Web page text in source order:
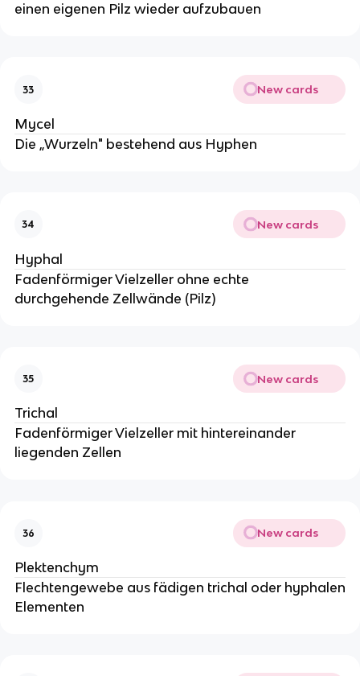
einen eigenen Pilz wieder aufzubauen
33 New cards
Mycel
Die „Wurzeln" bestehend aus Hyphen
34 New cards
Hyphal
Fadenförmiger Vielzeller ohne echte
durchgehende Zellwände (Pilz)
35 New cards
Trichal
Fadenförmiger Vielzeller mit hintereinander
liegenden Zellen
36 New cards
Plektenchym
Flechtengewebe aus fädigen trichal oder hyphalen
Elementen